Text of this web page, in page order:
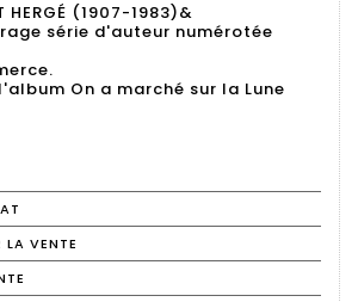
HERGÉ (1907-1983)&
série d'auteur numérotée
On a marché sur la Lune
VENTE